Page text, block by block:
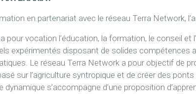
en partenariat avec le réseau Terra Network,
pour vocation l’éducation, la formation, le conseil
expérimentés disposant de solides
Le réseau Terra Network a pour objectif de
sur l’agriculture syntropique et de créer des
dynamique s’accompagne d’une proposition